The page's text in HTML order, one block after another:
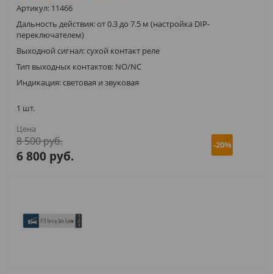
Артикул: 11466
Дальность действия: от 0.3 до 7.5 м (настройка DIP-
переключателем)
Выходной сигнал: сухой контакт реле
Тип выходных контактов: NO/NC
Индикация: световая и звуковая
1 шт.
-20%
8 500 руб.
6 800 руб.